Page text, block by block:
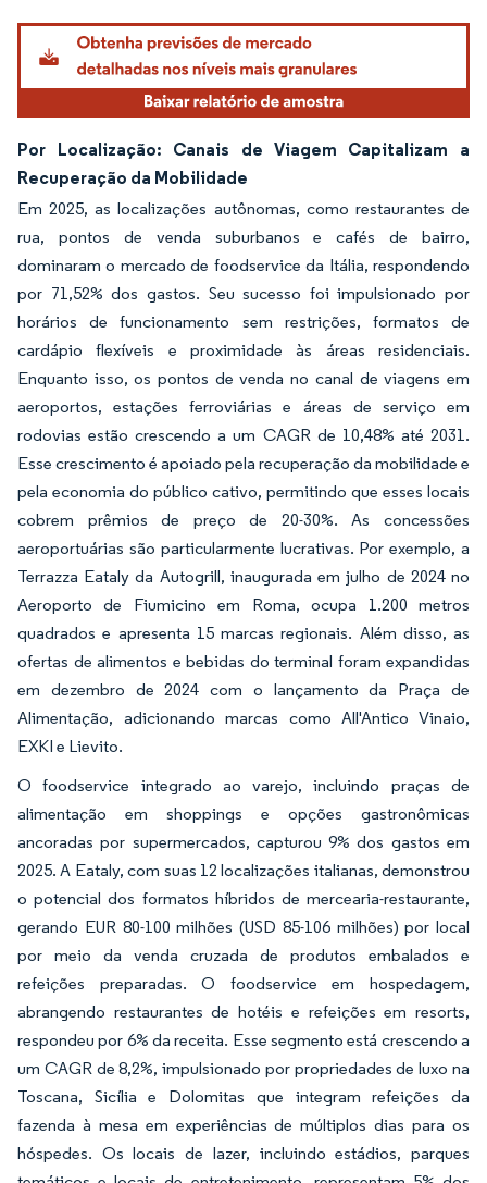
Por Localização: Canais de Viagem Capitalizam a
Recuperação da Mobilidade
Em 2025, as localizações autônomas, como restaurantes de
rua, pontos de venda suburbanos e cafés de bairro,
dominaram o mercado de foodservice da Itália, respondendo
por 71,52% dos gastos. Seu sucesso foi impulsionado por
horários de funcionamento sem restrições, formatos de
cardápio flexíveis e proximidade às áreas residenciais.
Enquanto isso, os pontos de venda no canal de viagens em
aeroportos, estações ferroviárias e áreas de serviço em
rodovias estão crescendo a um CAGR de 10,48% até 2031.
Esse crescimento é apoiado pela recuperação da mobilidade e
pela economia do público cativo, permitindo que esses locais
cobrem prêmios de preço de 20-30%. As concessões
aeroportuárias são particularmente lucrativas. Por exemplo, a
Terrazza Eataly da Autogrill, inaugurada em julho de 2024 no
Aeroporto de Fiumicino em Roma, ocupa 1.200 metros
quadrados e apresenta 15 marcas regionais. Além disso, as
ofertas de alimentos e bebidas do terminal foram expandidas
em dezembro de 2024 com o lançamento da Praça de
Alimentação, adicionando marcas como All'Antico Vinaio,
EXKI e Lievito.
O foodservice integrado ao varejo, incluindo praças de
alimentação em shoppings e opções gastronômicas
ancoradas por supermercados, capturou 9% dos gastos em
2025. A Eataly, com suas 12 localizações italianas, demonstrou
o potencial dos formatos híbridos de mercearia-restaurante,
gerando EUR 80-100 milhões (USD 85-106 milhões) por local
por meio da venda cruzada de produtos embalados e
refeições preparadas. O foodservice em hospedagem,
abrangendo restaurantes de hotéis e refeições em resorts,
respondeu por 6% da receita. Esse segmento está crescendo a
um CAGR de 8,2%, impulsionado por propriedades de luxo na
Toscana, Sicília e Dolomitas que integram refeições da
fazenda à mesa em experiências de múltiplos dias para os
hóspedes. Os locais de lazer, incluindo estádios, parques